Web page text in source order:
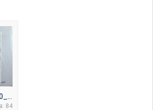
photo_2025-11-20_11-06-44.jpg
84